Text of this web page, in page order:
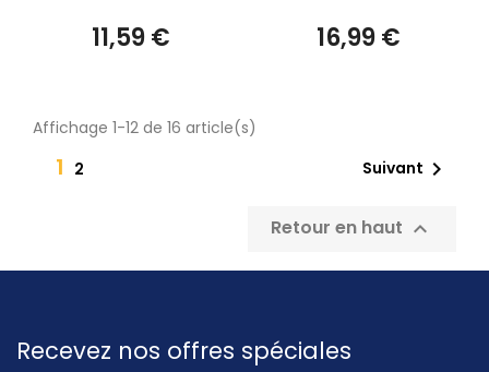
11,59 € 16,99 €
Affichage 1-12 de 16 article(s)
1 2 Suivant 
Retour en haut 
Recevez nos offres spéciales